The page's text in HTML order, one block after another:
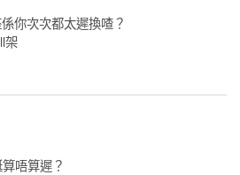
你次次都太遲換喳？
架
唔算遲？